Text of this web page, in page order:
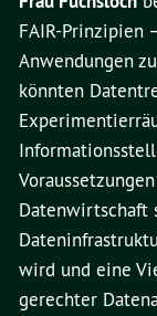
FAIR-Prinzipien
Anwendungen
könnten
Datenwirtschaft
wird und eine
gerechter